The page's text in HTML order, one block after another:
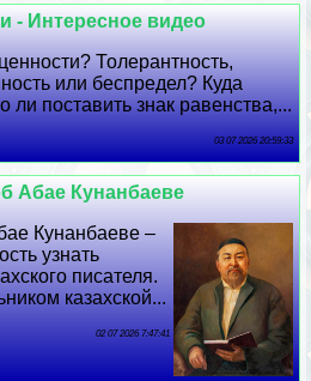
- Интересное видео
Толерантность,
или беспредел? Куда
поставить знак равенства,...
03 07 2026 20:59:33
Абае Кунанбаеве
Кунанбаеве –
узнать
писателя.
казахской...
02 07 2026 7:47:41